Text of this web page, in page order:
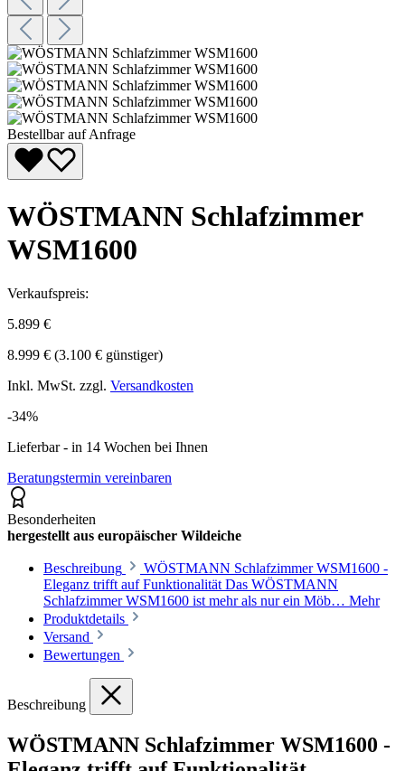
Bestellbar auf Anfrage
WÖSTMANN Schlafzimmer
WSM1600
Verkaufspreis:
5.899 €
8.999 € (3.100 € günstiger)
Inkl. MwSt. zzgl. Versandkosten
-34%
Lieferbar - in 14 Wochen bei Ihnen
Beratungstermin vereinbaren
Besonderheiten
hergestellt aus europäischer Wildeiche
Beschreibung
WÖSTMANN Schlafzimmer WSM1600 -
Eleganz trifft auf Funktionalität Das WÖSTMANN
Schlafzimmer WSM1600 ist mehr als nur ein Möb… Mehr
Produktdetails
Versand
Bewertungen
Beschreibung
WÖSTMANN Schlafzimmer WSM1600 -